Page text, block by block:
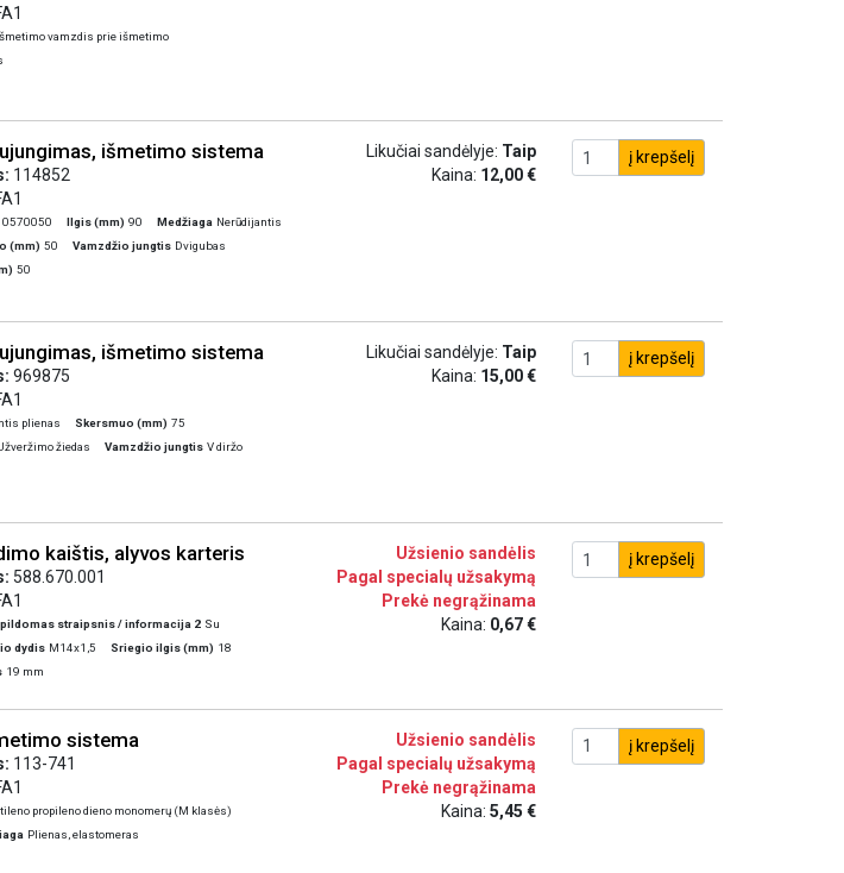
vamzdis prie išmetimo
išmetimo sistema
114852
0570050 Ilgis (mm) 90 Medžiaga Nerūdijantis
(mm) 50 Vamzdžio jungtis Dvigubas
50
Likučiai sandėlyje: Taip
Kaina: 12,00 €
į krepšelį
išmetimo sistema
969875
plienas Skersmuo (mm) 75
žiedas Vamzdžio jungtis V diržo
Likučiai sandėlyje: Taip
Kaina: 15,00 €
į krepšelį
kaištis, alyvos karteris
588.670.001
straipsnis / informacija 2 Su
dydis M14x1,5 Sriegio ilgis (mm) 18
19 mm
Užsienio sandėlis
Pagal specialų užsakymą
Prekė negrąžinama
Kaina: 0,67 €
į krepšelį
sistema
113-741
propileno dieno monomerų (M klasės)
Plienas, elastomeras
Užsienio sandėlis
Pagal specialų užsakymą
Prekė negrąžinama
Kaina: 5,45 €
į krepšelį